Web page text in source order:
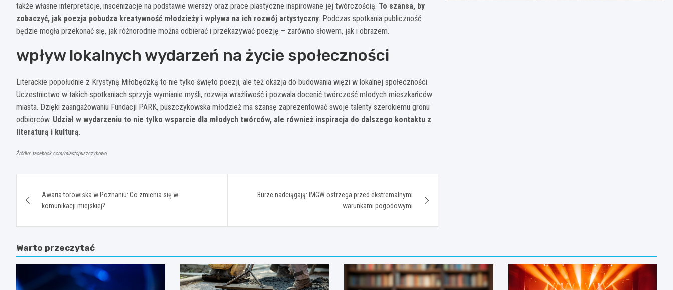
także własne interpretacje, inscenizacje na podstawie wierszy oraz prace plastyczne inspirowane jej twórczością. To szansa, by
zobaczyć, jak poezja pobudza kreatywność młodzieży i wpływa na ich rozwój artystyczny. Podczas spotkania publiczność
będzie mogła przekonać się, jak różnorodnie można odbierać i przekazywać poezję – zarówno słowem, jak i obrazem.
wpływ lokalnych wydarzeń na życie społeczności
Literackie popołudnie z Krystyną Miłobędzką to nie tylko święto poezji, ale też okazja do budowania więzi w lokalnej społeczności.
Uczestnictwo w takich spotkaniach sprzyja wymianie myśli, rozwija wrażliwość i pozwala docenić twórczość młodych mieszkańców
miasta. Dzięki zaangażowaniu Fundacji PARK, puszczykowska młodzież ma szansę zaprezentować swoje talenty szerokiemu gronu
odbiorców. Udział w wydarzeniu to nie tylko wsparcie dla młodych twórców, ale również inspiracja do dalszego kontaktu z
literaturą i kulturą.
Źródło: facebook.com/miastopuszczykowo
wpisu
Awaria torowiska w Poznaniu: Co zmienia się w
komunikacji miejskiej?
Burze nadciągają: IMGW ostrzega przed ekstremalnymi
warunkami pogodowymi
Warto przeczytać